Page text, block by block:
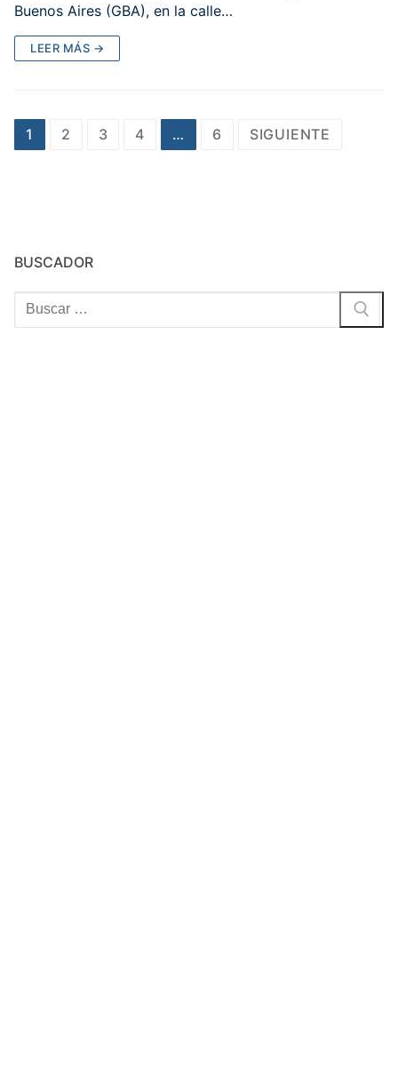
Buenos Aires (GBA), en la calle…
LEER MÁS →
Paginación
1 2 3 4 … 6 SIGUIENTE
BUSCADOR
Buscar: